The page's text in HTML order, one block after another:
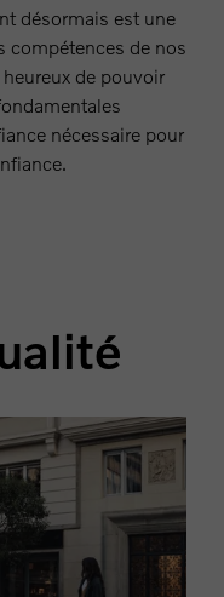
désormais est une
compétences de nos
de pouvoir
nécessaire pour